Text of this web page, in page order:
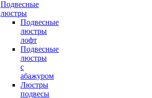
Подвесные
люстры
Подвесные
люстры
лофт
Подвесные
люстры
с
абажуром
Люстры
подвесы